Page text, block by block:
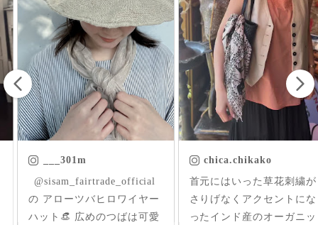
___301m
ㅤㅤㅤ @sisam_fairtrade_official
の アローツバヒロワイヤー
ハット👒 広めのつばは可愛
chica.chikako
首元にはいった草花刺繍が
さりげなくアクセントにな
ったインド産のオーガニッ